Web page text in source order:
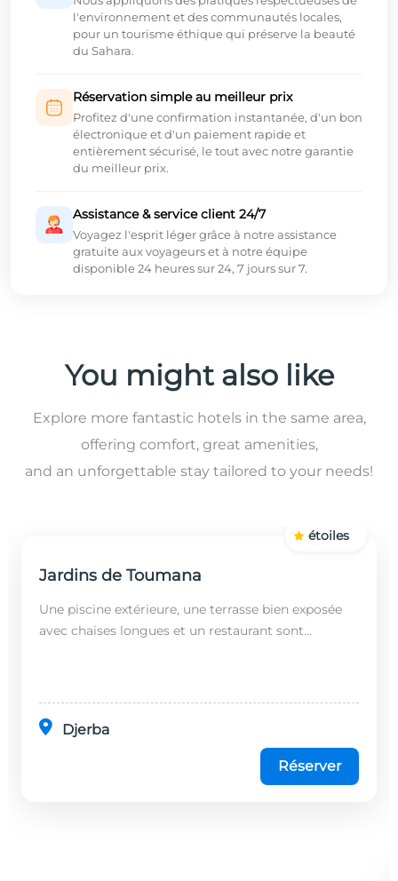
l'environnement et des communautés locales,
pour un tourisme éthique qui préserve la beauté
du Sahara.
Réservation simple au meilleur prix
Profitez d'une confirmation instantanée, d'un bon
électronique et d'un paiement rapide et
entièrement sécurisé, le tout avec notre garantie
du meilleur prix.
Assistance & service client 24/7
Voyagez l'esprit léger grâce à notre assistance
gratuite aux voyageurs et à notre équipe
disponible 24 heures sur 24, 7 jours sur 7.
You might also like
Explore more fantastic hotels in the same area,
offering comfort, great amenities,
and an unforgettable stay tailored to your needs!
Jardins de Toumana
Une piscine extérieure, une terrasse bien exposée
avec chaises longues et un restaurant sont
Djerba
étoiles
Réserver